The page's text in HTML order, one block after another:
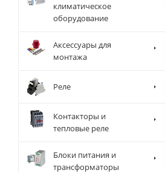
климатическое
оборудование
Аксессуары для
монтажа
Реле
Контакторы и
тепловые реле
Блоки питания и
трансформаторы